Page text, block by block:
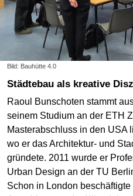
Bild: Bauhütte 4.0
Städtebau als kreative
Raoul Bunschoten stammt
seinem Studium an der ETH
Masterabschluss in den USA
wo er das Architektur- und
gründete. 2011 wurde er
Urban Design an der TU
Schon in London